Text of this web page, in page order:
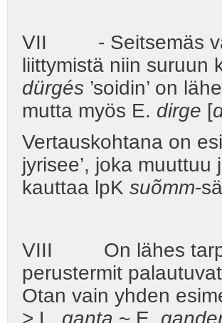
VII - Seitsemäs
liittymistä niin suruun
dürgés ’soidin’ on
mutta myös E. dirge [
Vertauskohtana on
jyrisee’, joka
kauttaa lpK suõmm-
VIII On lähes
perustermit
Otan vain yhden
> L. ganta ~ E.